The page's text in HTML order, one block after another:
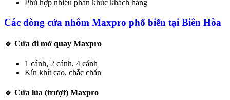
Phù hợp nhiều phân khúc khách hàng
Các dòng cửa nhôm Maxpro phổ biến tại Biên Hòa
🔹 Cửa đi mở quay Maxpro
1 cánh, 2 cánh, 4 cánh
Kín khít cao, chắc chắn
🔹 Cửa lùa (trượt) Maxpro